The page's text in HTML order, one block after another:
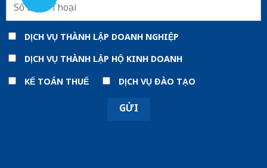
DỊCH VỤ THÀNH LẬP DOANH NGHIỆP
DỊCH VỤ THÀNH LẬP HỘ KINH DOANH
KẾ TOÁN THUẾ
DỊCH VỤ ĐÀO TẠO